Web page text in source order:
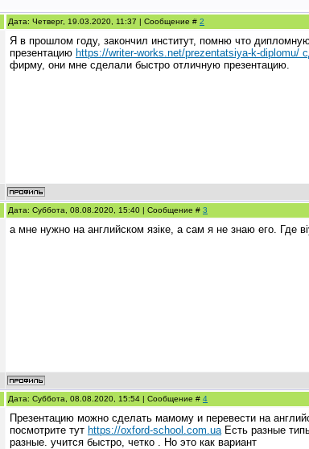
Дата: Четверг, 19.03.2020, 11:37 | Сообщение # 2
Я в прошлом году, закончил институт, помню что
презентацию https://writer-works.net/prezentatsiya-k-diplomu/
фирму, они мне сделали быстро отличную презентацию.
Дата: Суббота, 08.08.2020, 15:40 | Сообщение # 3
а мне нужно на английском язіке, а сам я не знаю его. Где
Дата: Суббота, 08.08.2020, 15:54 | Сообщение # 4
Презентацию можно сделать мамому и перевести на
посмотрите тут https://oxford-school.com.uaЕсть разные
разные. учится быстро, четко . Но это как вариант